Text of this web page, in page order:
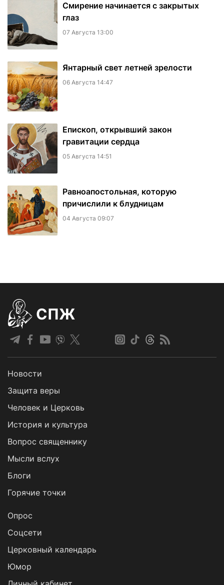
Смирение начинается с закрытых
глаз
07 Августа 13:00
Янтарный свет летней зрелости
06 Августа 14:47
Епископ, открывший закон
гравитации сердца
05 Августа 14:51
Равноапостольная, которую
причислили к блудницам
04 Августа 09:07
СПЖ
Новости
Защита веры
Человек и Церковь
История и культура
Вопрос священнику
Мысли вслух
Блоги
Горячие точки
Опрос
Cоцсети
Церковный календарь
Юмор